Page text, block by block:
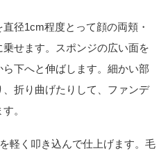
径1cm程度とって顔の両頬・
せます。スポンジの広い面を
下へと伸ばします。細かい部
折り曲げたりして、ファンデ
。
軽く叩き込んで仕上げます。毛